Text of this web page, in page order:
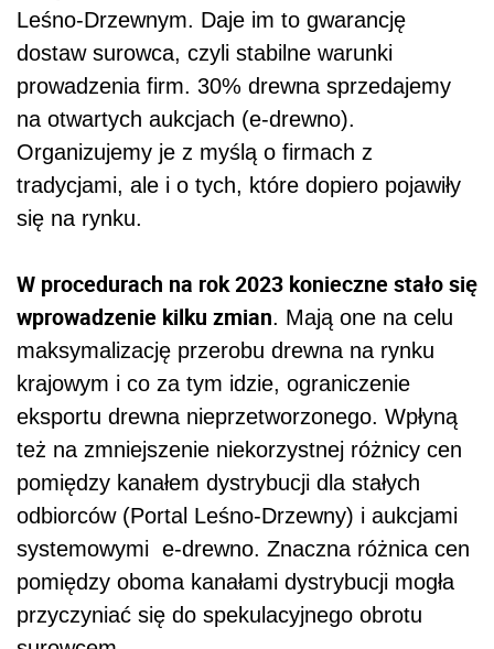
Leśno-Drzewnym. Daje im to gwarancję
dostaw surowca, czyli stabilne warunki
prowadzenia firm. 30% drewna sprzedajemy
na otwartych aukcjach (e-drewno).
Organizujemy je z myślą o firmach z
tradycjami, ale i o tych, które dopiero pojawiły
się na rynku.
W procedurach na rok 2023 konieczne stało się
wprowadzenie kilku zmian. Mają one na celu
maksymalizację przerobu drewna na rynku
krajowym i co za tym idzie, ograniczenie
eksportu drewna nieprzetworzonego. Wpłyną
też na zmniejszenie niekorzystnej różnicy cen
pomiędzy kanałem dystrybucji dla stałych
odbiorców (Portal Leśno-Drzewny) i aukcjami
systemowymi e-drewno. Znaczna różnica cen
pomiędzy oboma kanałami dystrybucji mogła
przyczyniać się do spekulacyjnego obrotu